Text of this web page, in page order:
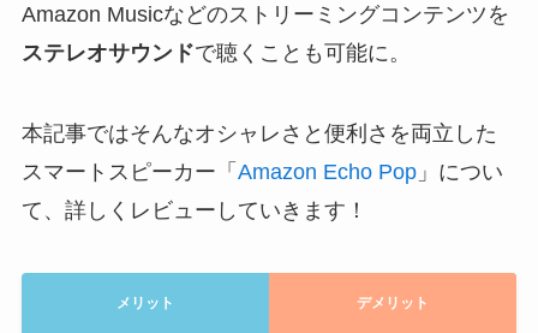
Amazon Musicなどのストリーミングコンテンツを
ステレオサウンドで聴くことも可能に。
本記事ではそんなオシャレさと便利さを両立した
スマートスピーカー「 Amazon Echo Pop」につい
て、詳しくレビューしていきます！
メリット デメリット